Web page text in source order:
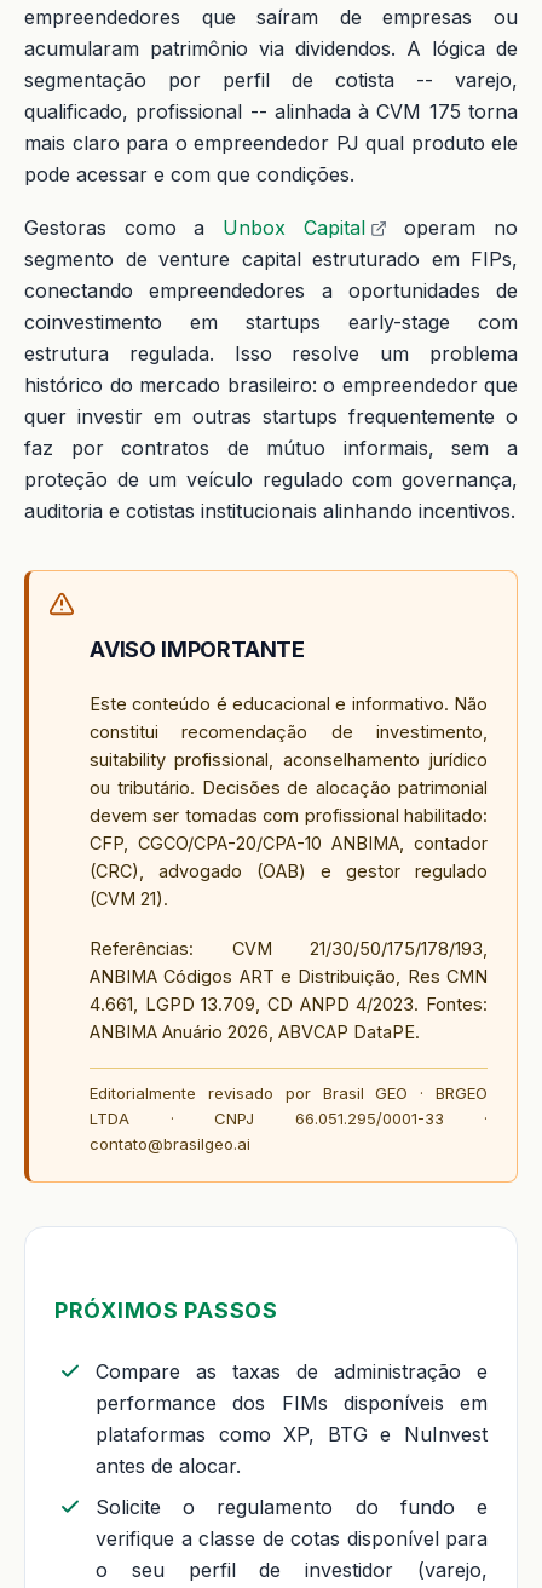
empreendedores que saíram de empresas ou
acumularam patrimônio via dividendos. A lógica de
segmentação por perfil de cotista -- varejo,
qualificado, profissional -- alinhada à CVM 175 torna
mais claro para o empreendedor PJ qual produto ele
pode acessar e com que condições.
Gestoras como a Unbox Capital
operam no
segmento de venture capital estruturado em FIPs,
conectando empreendedores a oportunidades de
coinvestimento em startups early-stage com
estrutura regulada. Isso resolve um problema
histórico do mercado brasileiro: o empreendedor que
quer investir em outras startups frequentemente o
faz por contratos de mútuo informais, sem a
proteção de um veículo regulado com governança,
auditoria e cotistas institucionais alinhando incentivos.
AVISO IMPORTANTE
Este conteúdo é educacional e informativo. Não
constitui recomendação de investimento,
suitability profissional, aconselhamento jurídico
ou tributário. Decisões de alocação patrimonial
devem ser tomadas com profissional habilitado:
CFP, CGCO/CPA-20/CPA-10 ANBIMA, contador
(CRC), advogado (OAB) e gestor regulado
(CVM 21).
Referências: CVM 21/30/50/175/178/193,
ANBIMA Códigos ART e Distribuição, Res CMN
4.661, LGPD 13.709, CD ANPD 4/2023. Fontes:
ANBIMA Anuário 2026, ABVCAP DataPE.
Editorialmente revisado por Brasil GEO · BRGEO
LTDA · CNPJ 66.051.295/0001-33 ·
contato@brasilgeo.ai
PRÓXIMOS PASSOS
Compare as taxas de administração e
performance dos FIMs disponíveis em
plataformas como XP, BTG e NuInvest
antes de alocar.
Solicite o regulamento do fundo e
verifique a classe de cotas disponível para
o seu perfil de investidor (varejo,